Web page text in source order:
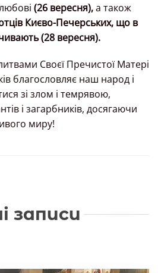
(26 вересня),а також
Києво-Печерських, що в
(28 вересня).
Своєї Пречистої Матері
благословляє наш народ і
зі злом і темрявою,
і загарбників, досягаючи
миру!
записи